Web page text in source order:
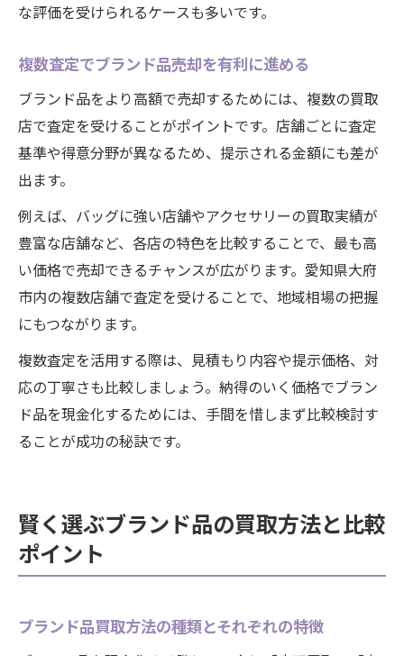
な評価を受けられるケースも多いです。
複数査定でブランド品売却を有利に進める
ブランド品をより高額で売却するためには、複数の買取
店で査定を受けることがポイントです。店舗ごとに査定
基準や得意分野が異なるため、提示される金額にも差が
出ます。
例えば、バッグに強い店舗やアクセサリーの買取実績が
豊富な店舗など、各店の特色を比較することで、最も高
い価格で売却できるチャンスが広がります。愛知県大府
市内の複数店舗で査定を受けることで、地域相場の把握
にもつながります。
複数査定を活用する際は、見積もり内容や提示価格、対
応の丁寧さも比較しましょう。納得のいく価格でブラン
ド品を現金化するためには、手間を惜しまず比較検討す
ることが成功の秘訣です。
賢く選ぶブランド品の買取方法と比較
ポイント
ブランド品買取方法の種類とそれぞれの特徴